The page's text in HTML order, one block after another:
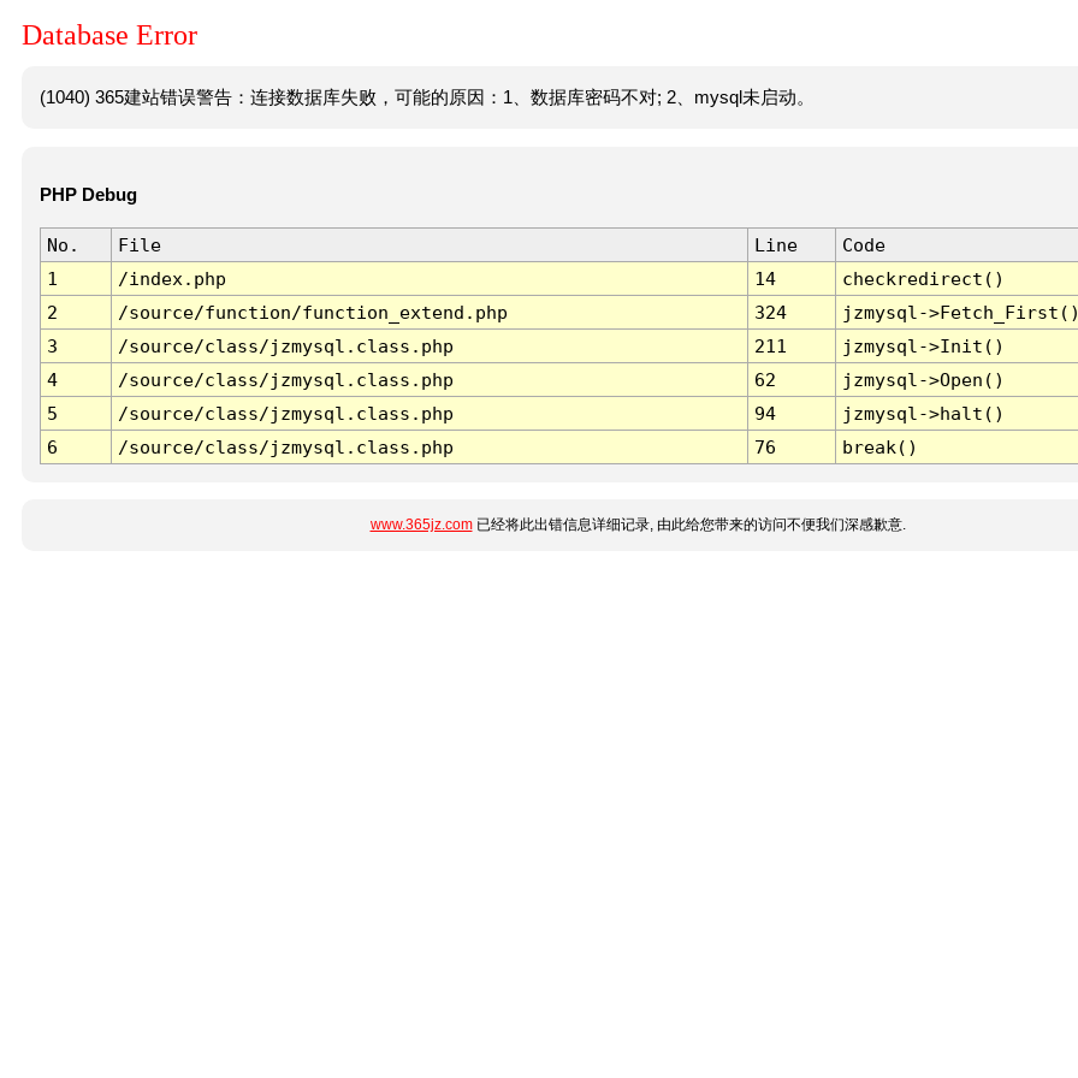
Database Error
(1040) 365建站错误警告：连接数据库失败，可能的原因：1、数据库密码不对; 2、mysql未启动。
PHP Debug
No. File Line
Code
1
/index.php 14
checkredirect()
2
/source/function/function_extend.php 324
jzmysql-
3
/source/class/jzmysql.class.php 211
jzmysql->Init()
4
/source/class/jzmysql.class.php 62
jzmysql->Open()
5
/source/class/jzmysql.class.php 94
jzmysql->halt()
6
/source/class/jzmysql.class.php 76 break()
www.365jz.com已经将此出错信息详细记录, 由此给您带来的访问不便我们深感歉意.